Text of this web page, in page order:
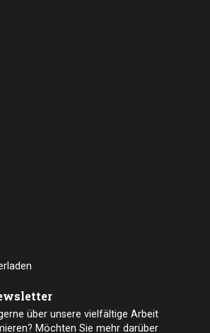
über unsere vielfältige Arbeit
Möchten Sie mehr darüber